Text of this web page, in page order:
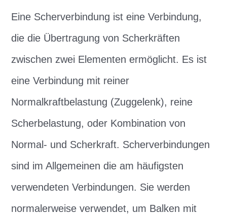
Eine Scherverbindung ist eine Verbindung,
die die Übertragung von Scherkräften
zwischen zwei Elementen ermöglicht. Es ist
eine Verbindung mit reiner
Normalkraftbelastung (Zuggelenk), reine
Scherbelastung, oder Kombination von
Normal- und Scherkraft. Scherverbindungen
sind im Allgemeinen die am häufigsten
verwendeten Verbindungen. Sie werden
normalerweise verwendet, um Balken mit